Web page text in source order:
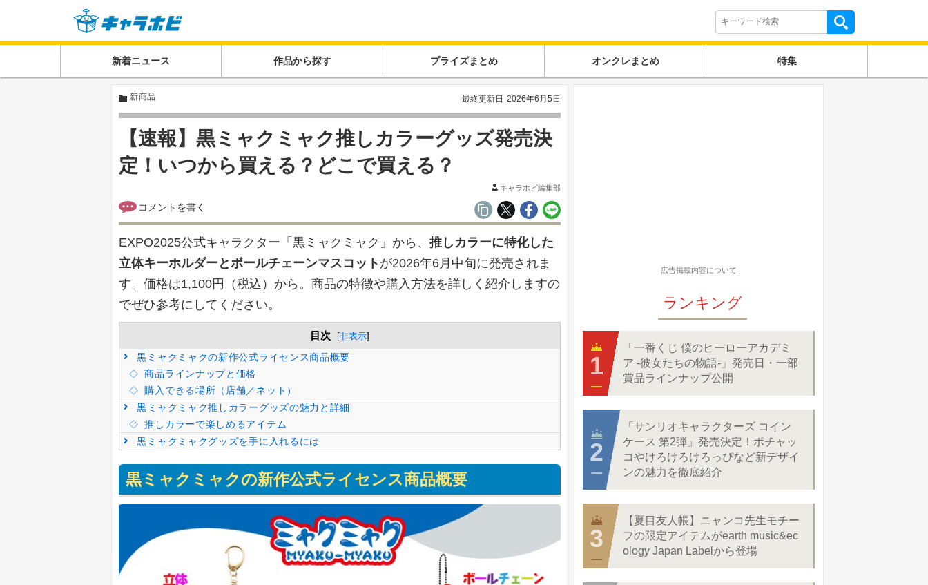
新着ニュース 作品から探す プライズまとめ オンクレまとめ 特集
新商品 最終更新日 2026年6月5日
【速報】黒ミャクミャク推しカラーグッズ発売決
定！いつから買える？どこで買える？
キャラホビ編集部
EXPO2025公式キャラクター「黒ミャクミャク」から、 推しカラーに特化した
立体キーホルダーとボールチェーンマスコット が2026年6月中旬に発売されま
す。価格は1,100円（税込）から。商品の特徴や購入方法を詳しく紹介しますの
でぜひ参考にしてください。
目次 [非表示]
黒ミャクミャクの新作公式ライセンス商品概要
商品ラインナップと価格
購入できる場所（店舗／ネット）
黒ミャクミャク推しカラーグッズの魅力と詳細
推しカラーで楽しめるアイテム
黒ミャクミャクグッズを手に入れるには
黒ミャクミャクの新作公式ライセンス商品概要
広告掲載内容について
ランキング
「一番くじ 僕のヒーローアカデミ
ア -彼女たちの物語-」発売日・一部
賞品ラインナップ公開
「サンリオキャラクターズ コイン
ケース 第2弾」発売決定！ポチャッ
コやけろけろけろっぴなど新デザイ
ンの魅力を徹底紹介
【夏目友人帳】ニャンコ先生モチー
フの限定アイテムがearth music&ec
ology Japan Labelから登場